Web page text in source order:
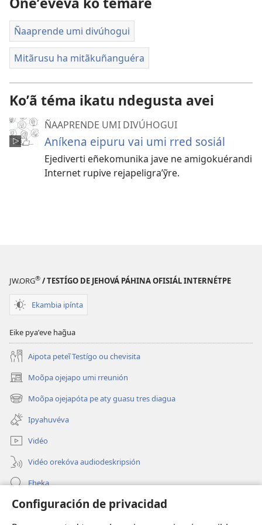
Configuración de privacidad
Ñaaprende umi divúhogui
Mitãrusu ha mitãkuñanguéra
Koʼã téma ikatu ndegusta avei
ÑAAPRENDE UMI DIVÚHOGUI
Aníkena eipuru vai umi rred sosiál
Ejediverti eñekomunika jave ne amigokuérandi
Internet rupive rejapeligraʼỹre.
JW.ORG® / TESTÍGO DE JEHOVÁ PÁHINA OFISIÁL INTERNÉTPE
Ekambia ipínta
Eike pyaʼeve hag̃ua
Aipota peteĩ Testígo ou chevisita
Moõpa ojejapo umi rreunión
(abre
una
nueva
ventana)
Moõpa ojejapóta pe aty guasu tres diagua
(abre
una
nueva
ventana)
Ipyahuvéva
Vidéo
Vidéo orekóva audiodeskripsión
Eheka
Ayuda